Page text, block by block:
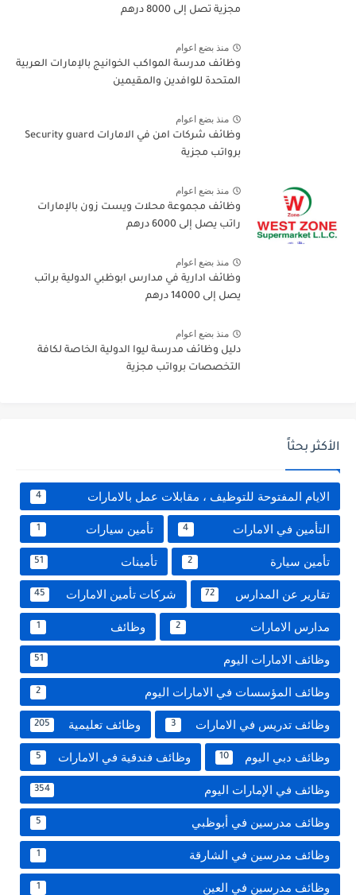
مجزية تصل إلى 8000 درهم
منذ بضع اعوام
وظائف مدرسة المواكب الخوانيج بالإمارات العربية
المتحدة للوافدين والمقيمين
منذ بضع اعوام
وظائف شركات امن في الامارات Security guard
برواتب مجزية
منذ بضع اعوام
وظائف مجموعة محلات ويست زون بالإمارات
راتب يصل إلى 6000 درهم
منذ بضع اعوام
وظائف ادارية في مدارس ابوظبي الدولية براتب
يصل إلى 14000 درهم
منذ بضع اعوام
دليل وظائف مدرسة ليوا الدولية الخاصة لكافة
التخصصات برواتب مجزية
الأكثر بحثاً
الايام المفتوحة للتوظيف ، مقابلات عمل بالامارات 4
التأمين في الامارات 4 تأمين سيارات 1
تأمين سيارة 2 تأمينات 51
تقارير عن المدارس 72 شركات تأمين الامارات 45
مدارس الامارات 2 وظائف 1
وظائف الامارات اليوم 51
وظائف المؤسسات في الامارات اليوم 2
وظائف تدريس في الامارات 3 وظائف تعليمية 205
وظائف دبي اليوم 10 وظائف فندقية في الامارات 5
وظائف في الإمارات اليوم 354
وظائف مدرسين في أبوظبي 5
وظائف مدرسين في الشارقة 1
وظائف مدرسين في العين 1